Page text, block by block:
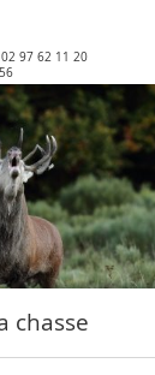
02 97 62 11 20
chasse